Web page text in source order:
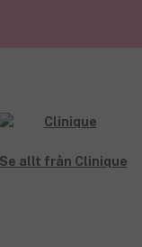
Se allt från Clinique